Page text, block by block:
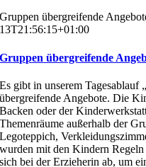
Gruppen übergreifende
13T21:56:15+01:00
Gruppen übergreifende
Es gibt in unserem
übergreifende Angebote. Die
Backen oder der
Themenräume außerhalb der
Legoteppich, Ver
wurden mitden Kindern Regeln
sich bei der Erzieherin ab, um